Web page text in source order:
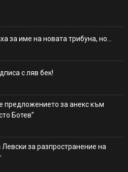
за име на новата трибуна, но…
с ляв бек!
предложението за анекс към
Ботев”
за разпространение на